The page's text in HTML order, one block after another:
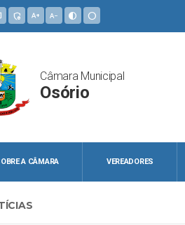
admin_panel_settings text_increase text_decrease contrast circle
Câmara Municipal
Osório
A CÂMARA VEREADORES